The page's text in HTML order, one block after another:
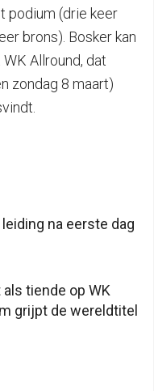
podium (drie keer
brons). Bosker kan
Allround, dat
zondag 8 maart)
na eerste dag
tiende op WK
grijpt de wereldtitel